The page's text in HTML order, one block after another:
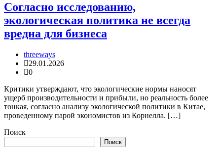
Согласно исследованию,
экологическая политика не всегда
вредна для бизнеса
threeways
29.01.2026
0
Критики утверждают, что экологические нормы наносят
ущерб производительности и прибыли, но реальность более
тонкая, согласно анализу экологической политики в Китае,
проведенному парой экономистов из Корнелла. […]
Поиск
Поиск